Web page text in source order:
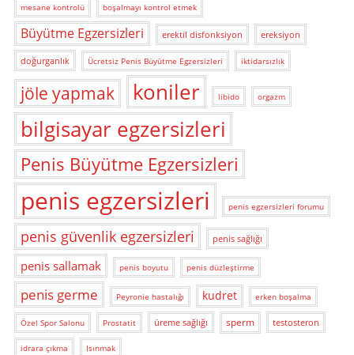
mesane kontrolü boşalmayı kontrol etmek
Büyütme Egzersizleri erektil disfonksiyon ereksiyon
doğurganlık Ücretsiz Penis Büyütme Egzersizleri iktidarsızlık
jöle yapmak koniler libido orgazm
bilgisayar egzersizleri
Penis Büyütme Egzersizleri
penis egzersizleri penis egzersizleri forumu
penis güvenlik egzersizleri penis sağlığı
penis sallamak penis boyutu penis düzleştirme
penis germe Peyronie hastalığı kudret erken boşalma
Özel Spor Salonu Prostatit üreme sağlığı sperm testosteron
idrara çıkma Isınmak